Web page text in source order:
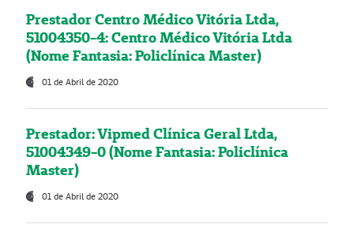
Prestador Centro Médico Vitória Ltda,
51004350-4: Centro Médico Vitória Ltda
(Nome Fantasia: Policlínica Master)
01 de Abril de 2020
Prestador: Vipmed Clínica Geral Ltda,
51004349-0 (Nome Fantasia: Policlínica
Master)
01 de Abril de 2020